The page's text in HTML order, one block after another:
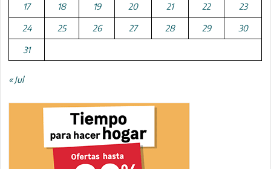
17 18 19 20 21 22 23
24 25 26 27 28 29 30
31
« Jul